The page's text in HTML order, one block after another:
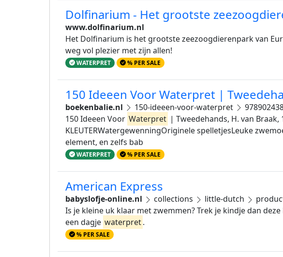
Dolfinarium - Het grootste
www.dolfinarium.nl
Het Dolfinarium is het grootste zeezoogdierenpark van
weg vol plezier met zijn allen!
WATERPRET % PER SALE
150 Ideeen Voor Waterpret |
boekenbalie.nl 150-ideeen-voor-waterpret
150 Ideeen Voor Waterpret | Tweedehands, H. van Braak,
KLEUTERWatergewenningOriginele spelletjesLeuke
element, en zelfs bab
WATERPRET % PER SALE
American Express
babyslofje-online.nl collections little-dutch
Is je kleine uk klaar met zwemmen? Trek je kindje dan
een dagje waterpret.
% PER SALE